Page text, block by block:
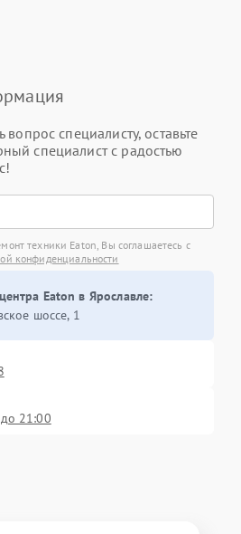
вопрос специалисту, оставьте
специалист с радостью
техники Eaton, Вы соглашаетесь с
конфиденциальности
Eaton в Ярославле:
шоссе, 1
21:00